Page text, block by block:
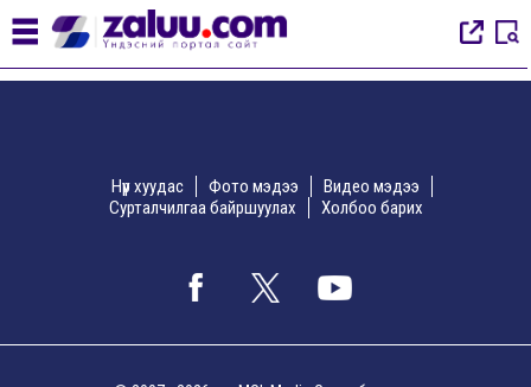
Нүүр хуудас Фото мэдээ
Видео мэдээ
Сурталчилгаа байршуулах
Холбоо барих